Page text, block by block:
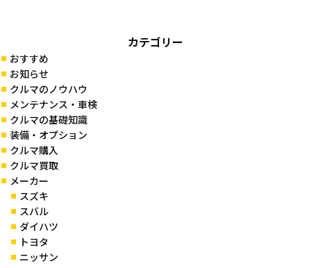
カテゴリー
おすすめ
お知らせ
クルマのノウハウ
メンテナンス・車検
クルマの基礎知識
装備・オプション
クルマ購入
クルマ買取
メーカー
スズキ
スバル
ダイハツ
トヨタ
ニッサン